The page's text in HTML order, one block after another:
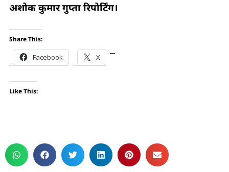
अशोक कुमार गुप्ता रिपोर्टिंग।
Share This:
Facebook X
Like This: